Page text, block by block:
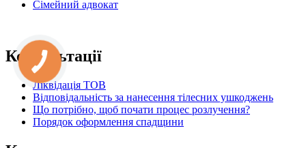
Сімейний адвокат
Консультації
Ліквідація ТОВ
Відповідальність за нанесення тілесних ушкоджень
Що потрібно, щоб почати процес розлучення?
Порядок оформлення спадщини